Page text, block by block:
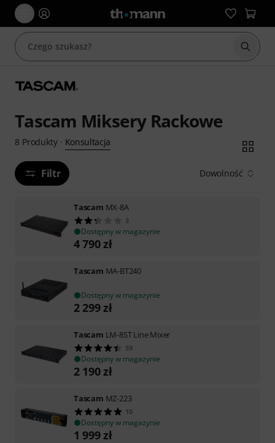
Tascam Miksery Rackowe
8 Produkty· Konsultacja
Filtr Dowolność
Tascam MX-8A
3
Dostępny w magazynie
4 790zł
Tascam MA-BT240
Dostępny w magazynie
2 299zł
Tascam LM-8ST Line Mixer
59
Dostępny w magazynie
2 190zł
Tascam MZ-223
10
Dostępny w magazynie
1 999zł